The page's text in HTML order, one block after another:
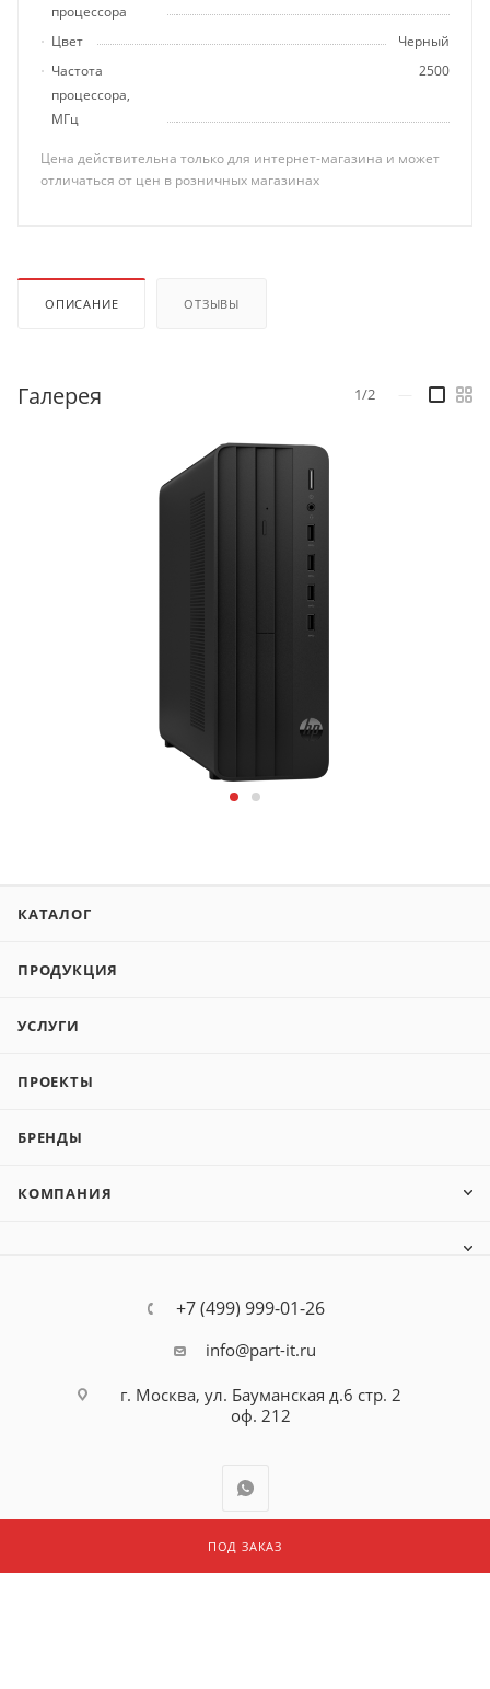
ПОД ЗАКАЗ
процессора
Цвет
Черный
Частота
процессора,
МГц
2500
Цена действительна только для интернет-магазина и может
отличаться от цен в розничных магазинах
ОПИСАНИЕ ОТЗЫВЫ
Галерея 1/2
КАТАЛОГ
ПРОДУКЦИЯ
УСЛУГИ
ПРОЕКТЫ
БРЕНДЫ
КОМПАНИЯ
+7 (499) 999-01-26
info@part-it.ru
г. Москва, ул. Бауманская д.6 стр. 2
оф. 212